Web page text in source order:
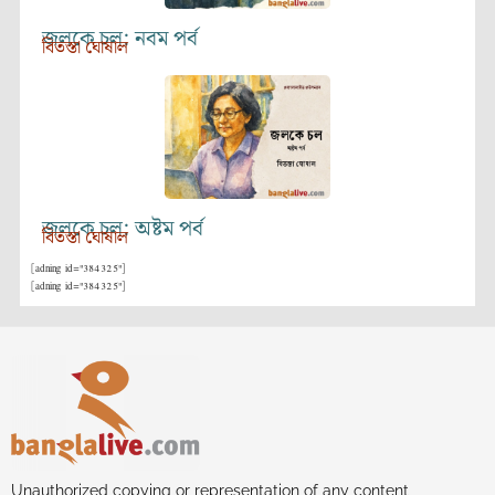
জলকে চল: নবম পর্ব
বিতস্তা ঘোষাল
জলকে চল: অষ্টম পর্ব
বিতস্তা ঘোষাল
[adning id="384325"]
[adning id="384325"]
Unauthorized copying or representation of any content,